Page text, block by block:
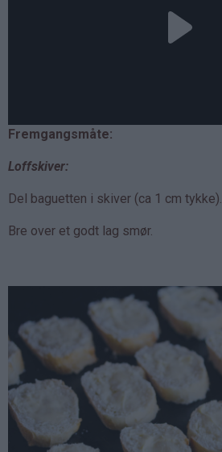
Fremgangsmåte:
Loffskiver:
Del baguetten i skiver (ca 1 cm tykke).
Bre over et godt lag smør.